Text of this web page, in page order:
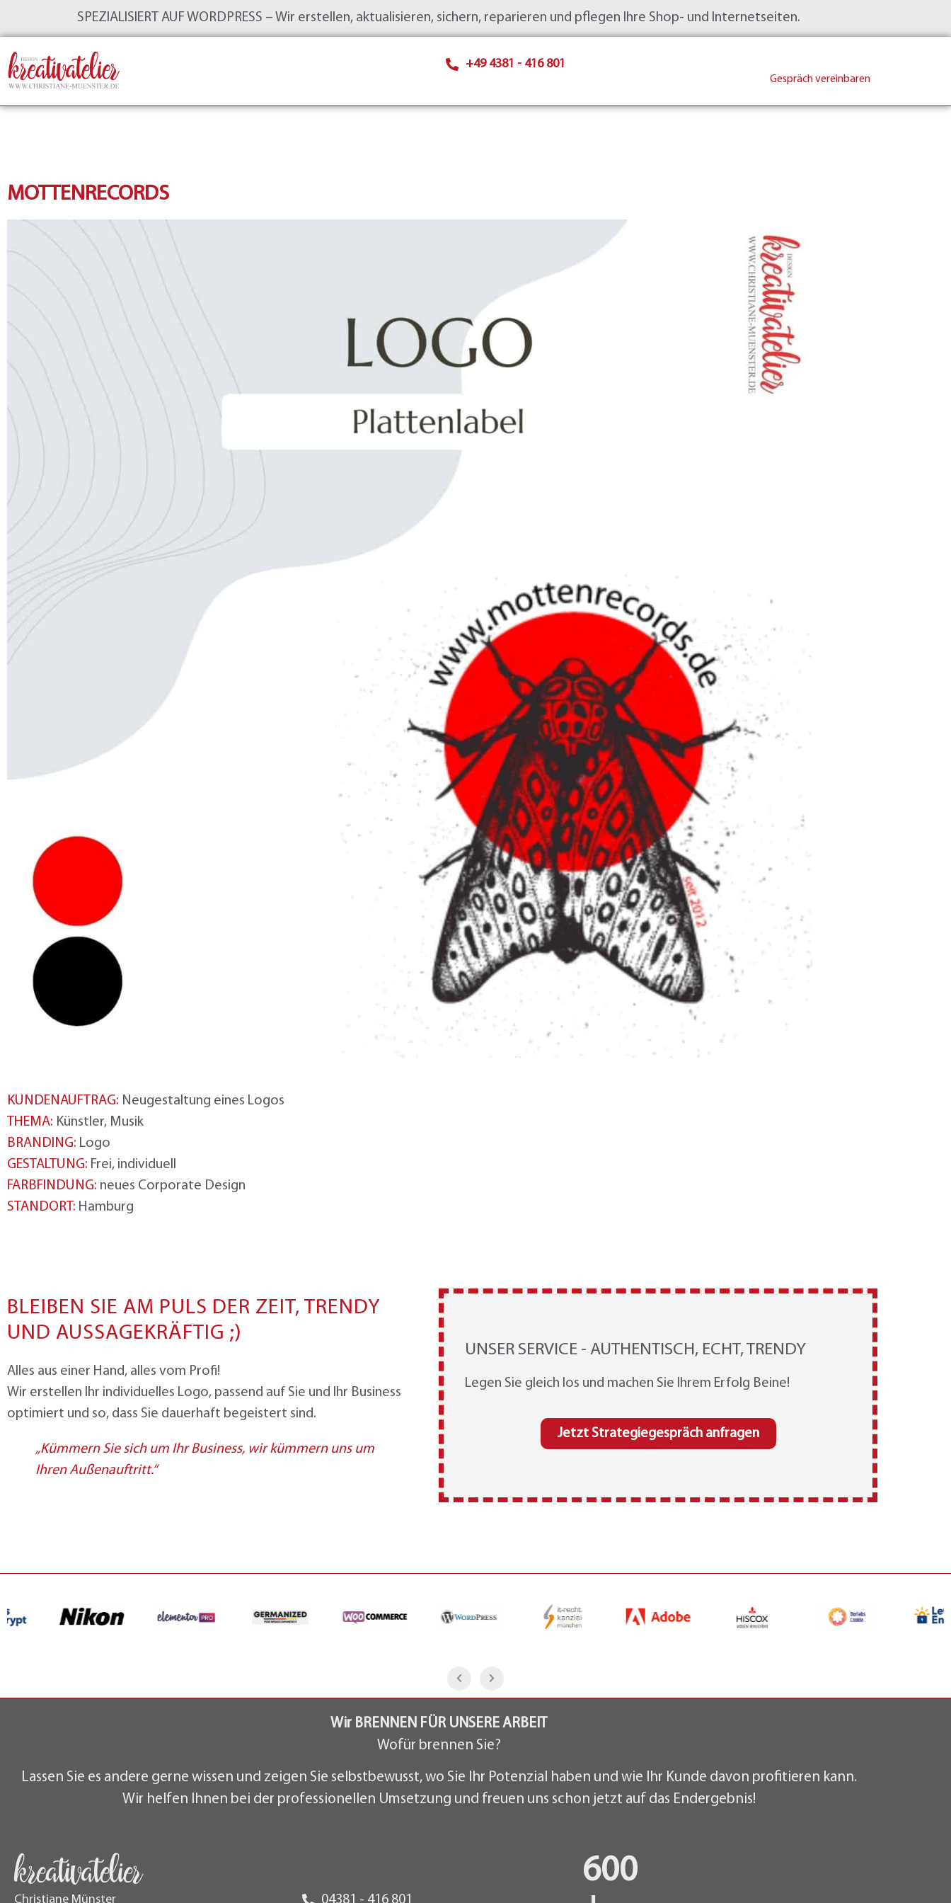
SPEZIALISIERT AUF WORDPRESS – Wir erstellen, aktualisieren, sichern, reparieren und pflegen Ihre Shop- und Internetseiten.
+49 4381 - 416 801
Gespräch vereinbaren
MOTTENRECORDS
KUNDENAUFTRAG: Neugestaltung eines Logos
THEMA: Künstler, Musik
BRANDING: Logo
GESTALTUNG: Frei, individuell
FARBFINDUNG: neues Corporate Design
STANDORT: Hamburg
BLEIBEN SIE AM PULS DER ZEIT, TRENDY
UND AUSSAGEKRÄFTIG ;)
Alles aus einer Hand, alles vom Profi!
Wir erstellen Ihr individuelles Logo, passend auf Sie und Ihr Business
optimiert und so, dass Sie dauerhaft begeistert sind.
„Kümmern Sie sich um Ihr Business, wir kümmern uns um
Ihren Außenauftritt.“
UNSER SERVICE - AUTHENTISCH, ECHT, TRENDY
Legen Sie gleich los und machen Sie Ihrem Erfolg Beine!
Jetzt Strategiegespräch anfragen
Wir BRENNEN FÜR UNSERE ARBEIT
Wofür brennen Sie?
Lassen Sie es andere gerne wissen und zeigen Sie selbstbewusst, wo Sie Ihr Potenzial haben und wie Ihr Kunde davon profitieren kann.
Wir helfen Ihnen bei der professionellen Umsetzung und freuen uns schon jetzt auf das Endergebnis!
kreativatelier
Christiane Münster
600